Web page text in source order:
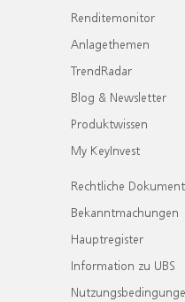
Renditemonitor
Anlagethemen
TrendRadar
Blog & Newsletter
Produktwissen
My KeyInvest
Rechtliche
Bekanntmachungen
Hauptregister
Information zu UBS